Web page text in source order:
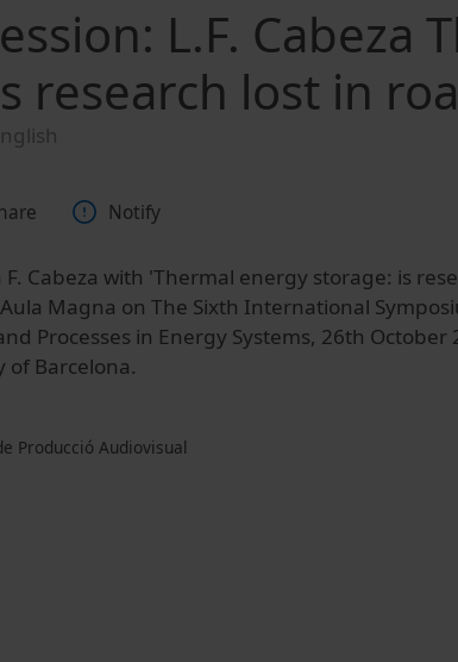
L.F. Cabeza
research lost in
Notify
F. Cabeza with 'Thermal energy storage: is
Magna on The Sixth International
Processes in Energy Systems, 26th October
of Barcelona.
Producció Audiovisual